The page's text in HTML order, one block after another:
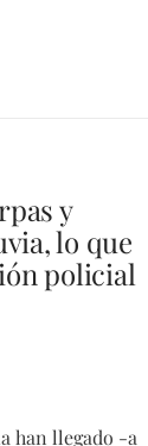
y
lo que
policial
han llegado -a